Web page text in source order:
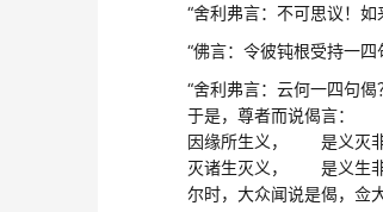
“舍利弗言：不可思议！
“佛言：令彼钝根受持一
“舍利弗言：云何一四句偈
于是，尊者而说偈言：
因缘所生义， 是义灭非
灭诸生灭义， 是义生非
尔时，大众闻说是偈，佥